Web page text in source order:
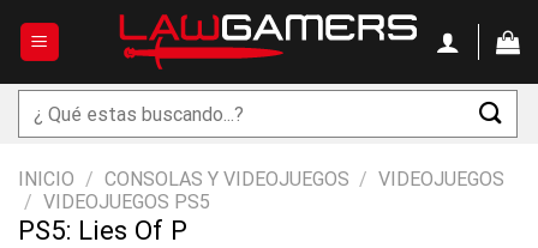
Buscar
por:
INICIO / CONSOLAS Y VIDEOJUEGOS / VIDEOJUEGOS
/ VIDEOJUEGOS PS5
PS5: Lies Of P